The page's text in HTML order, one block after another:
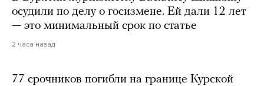
осудили по делу о госизмене. Ей дали 12 лет
— это минимальный срок по статье
2 часа назад
77 срочников погибли на границе Курской